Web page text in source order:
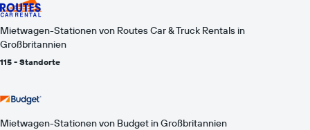
Mietwagen-Stationen von Routes Car & Truck Rentals in
Großbritannien
115 - Standorte
Mietwagen-Stationen von Budget in Großbritannien